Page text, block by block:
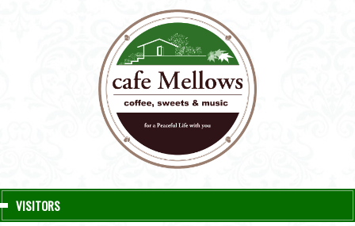
VISITORS